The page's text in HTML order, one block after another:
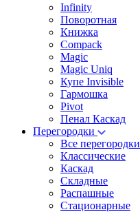
Infinity
Поворотная
Книжка
Compack
Magic
Magic Uniq
Купе Invisible
Гармошка
Pivot
Пенал Каскад
Перегородки
Все перегородки
Классические
Каскад
Складные
Распашные
Стационарные